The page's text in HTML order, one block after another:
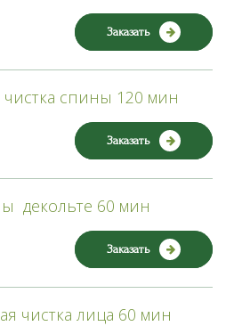
Заказать
спины 120 мин
Заказать
декольте 60 мин
Заказать
чистка лица 60 мин